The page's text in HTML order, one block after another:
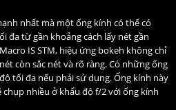
nhất mà một ống kính có thể có
đa từ gần khoảng cách lấy nét gần
IS STM, hiệu ứng bokeh không chỉ
còn sắc nét và rõ ràng. Có những ống
tối đa nếu phải sử dụng. Ống kính này
nhiều ở khẩu độ f/2 với ống kính